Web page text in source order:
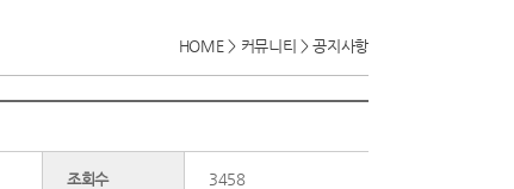
HOME > 커뮤니티 > 공지사항
조회수 3458